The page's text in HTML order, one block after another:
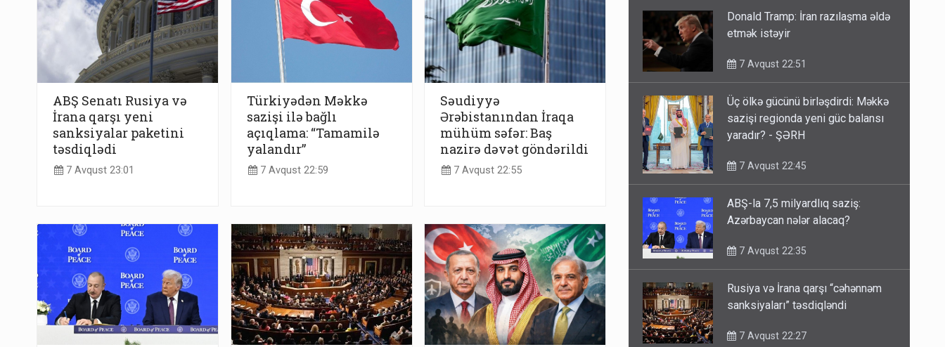
ABŞ Senatı Rusiya və
İrana qarşı yeni
sanksiyalar paketini
təsdiqlədi
7 Avqust 23:01
Türkiyədən Məkkə
sazişi ilə bağlı
açıqlama: “Tamamilə
yalandır”
7 Avqust 22:59
Səudiyyə
Ərəbistanından İraqa
mühüm səfər: Baş
nazirə dəvət göndərildi
7 Avqust 22:55
Donald Tramp: İran razılaşma əldə
etmək istəyir
7 Avqust 22:51
Üç ölkə gücünü birləşdirdi: Məkkə
sazişi regionda yeni güc balansı
yaradır? - ŞƏRH
7 Avqust 22:45
ABŞ-la 7,5 milyardlıq saziş:
Azərbaycan nələr alacaq?
7 Avqust 22:35
Rusiya və İrana qarşı “cəhənnəm
sanksiyaları” təsdiqləndi
7 Avqust 22:27